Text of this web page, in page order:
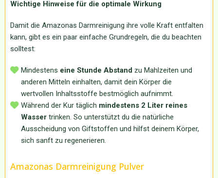
Wichtige Hinweise für die optimale Wirkung
Damit die Amazonas Darmreinigung ihre volle Kraft entfalten
kann, gibt es ein paar einfache Grundregeln, die du beachten
solltest:
Mindestens eine Stunde Abstand zu Mahlzeiten und
anderen Mitteln einhalten, damit dein Körper die
wertvollen Inhaltsstoffe bestmöglich aufnimmt.
Während der Kur täglich mindestens 2 Liter reines
Wasser trinken. So unterstützt du die natürliche
Ausscheidung von Giftstoffen und hilfst deinem Körper,
sich sanft zu regenerieren.
Amazonas Darmreinigung Pulver